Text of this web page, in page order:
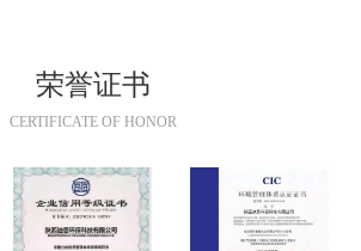
荣誉证书
CERTIFICATE OF HONOR